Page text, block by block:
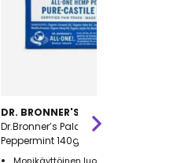
DR. BRONNER'S
Dr.Bronner’s Palasaippua
Peppermint 140g